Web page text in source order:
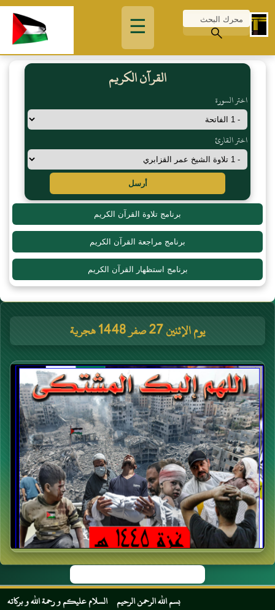
☰
القرآن الكريم
اختر السورة
اختر القارئ
أرسل
برنامج تلاوة القرآن الكريم
برنامج مراجعة القرآن الكريم
برنامج استظهار القرآن الكريم
يوم الإثنين 27 صفر 1448 هجرية
بسم الله الرحمن الرحيم السلام عليكم و رحمة الله و بركاته